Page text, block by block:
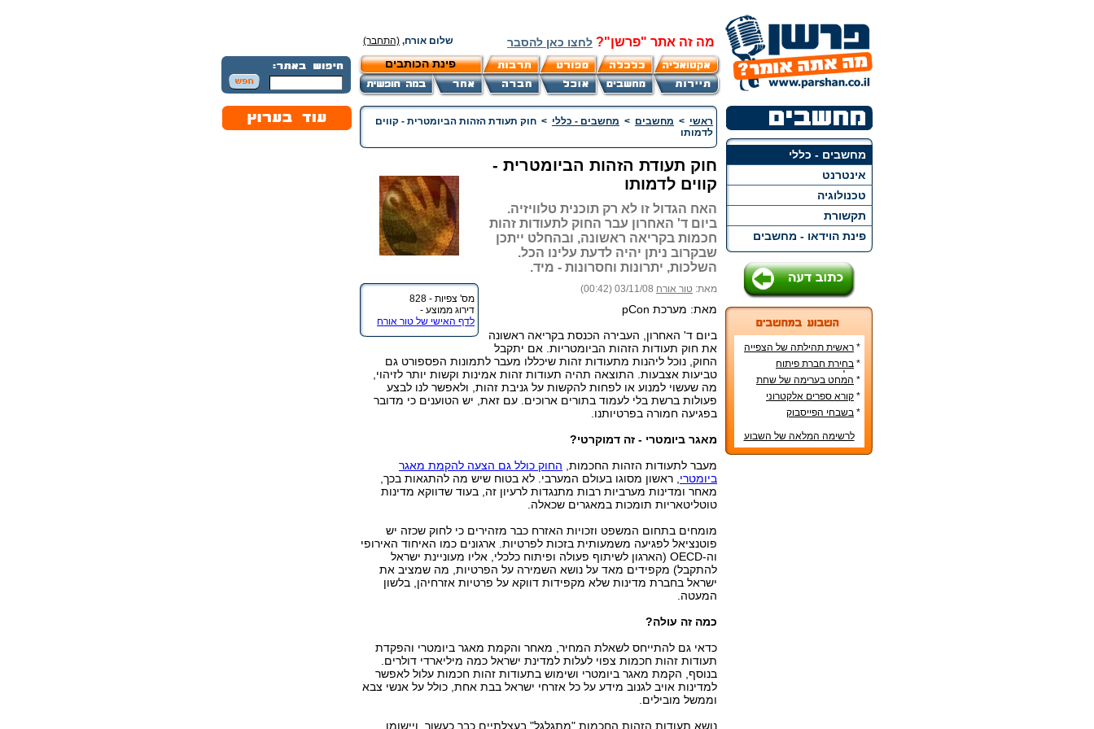
מה זה אתר "פרשן"? לחצו כאן להסבר שלום אורח, (התחבר)
פינת הכותבים
מחשבים - כללי
אינטרנט
טכנולוגיה
תקשורת
פינת הוידאו - מחשבים
* ראשית תהילתה של הצפייה
הישירה ברשת האינטרנט
* בחירת חברת פיתוח
אפליקציות – טיפים שימושיים
* המחט בערימה של שחת
* קורא ספרים אלקטרוני
* בשבחי הפייסבוק
לרשימה המלאה של השבוע
ראשי > מחשבים > מחשבים - כללי > חוק תעודת הזהות הביומטרית - קווים
לדמותו
מס' צפיות - 828
דירוג ממוצע -
לדף האישי של טור אורח
חוק תעודת הזהות הביומטרית -
קווים לדמותו
האח הגדול זו לא רק תוכנית טלוויזיה.
ביום ד' האחרון עבר החוק לתעודות זהות
חכמות בקריאה ראשונה, ובהחלט ייתכן
שבקרוב ניתן יהיה לדעת עלינו הכל.
השלכות, יתרונות וחסרונות - מיד.
מאת: טור אורח 03/11/08 (00:42)
מאת: מערכת pCon
ביום ד' האחרון, העבירה הכנסת בקריאה ראשונה
את חוק תעודות הזהות הביומטריות. אם יתקבל
החוק, נוכל ליהנות מתעודות זהות שיכללו מעבר לתמונות הפספורט גם
טביעות אצבעות. התוצאה תהיה תעודות זהות אמינות וקשות יותר לזיהוי,
מה שעשוי למנוע או לפחות להקשות על גניבת זהות, ולאפשר לנו לבצע
פעולות ברשת בלי לעמוד בתורים ארוכים. עם זאת, יש הטוענים כי מדובר
בפגיעה חמורה בפרטיותנו.
מאגר ביומטרי - זה דמוקרטי?
מעבר לתעודות הזהות החכמות, החוק כולל גם הצעה להקמת מאגר
ביומטרי , ראשון מסוגו בעולם המערבי. לא בטוח שיש מה להתגאות בכך,
מאחר ומדינות מערביות רבות מתנגדות לרעיון זה, בעוד שדווקא מדינות
טוטליטאריות תומכות במאגרים שכאלה.
מומחים בתחום המשפט וזכויות האזרח כבר מזהירים כי לחוק שכזה יש
פוטנציאל לפגיעה משמעותית בזכות לפרטיות. ארגונים כמו האיחוד האירופי
וה-OECD (הארגון לשיתוף פעולה ופיתוח כלכלי, אליו מעוניינת ישראל
להתקבל) מקפידים מאד על נושא השמירה על הפרטיות, מה שמציב את
ישראל בחברת מדינות שלא מקפידות דווקא על פרטיות אזרחיהן, בלשון
המעטה.
כמה זה עולה?
כדאי גם להתייחס לשאלת המחיר, מאחר והקמת מאגר ביומטרי והפקדת
תעודות זהות חכמות צפוי לעלות למדינת ישראל כמה מיליארדי דולרים.
בנוסף, הקמת מאגר ביומטרי ושימוש בתעודות זהות חכמות עלול לאפשר
למדינות אויב לגנוב מידע על כל אזרחי ישראל בבת אחת, כולל על אנשי צבא
וממשל מובילים.
נושא תעודות הזהות החכמות "מתגלגל" בעצלתיים כבר כעשור, ויישומו